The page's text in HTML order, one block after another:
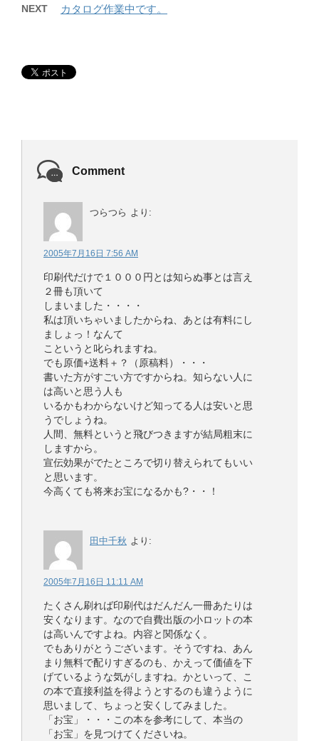
NEXT カタログ作業中です。
Comment
つらつら より:
2005年7月16日 7:56 AM
印刷代だけで１０００円とは知らぬ事とは言え
２冊も頂いて
しまいました・・・・
私は頂いちゃいましたからね、あとは有料にし
ましょっ！なんて
こというと叱られますね。
でも原価+送料＋？（原稿料）・・・
書いた方がすごい方ですからね。知らない人に
は高いと思う人も
いるかもわからないけど知ってる人は安いと思
うでしょうね。
人間、無料というと飛びつきますが結局粗末に
しますから。
宣伝効果がでたところで切り替えられてもいい
と思います。
今高くても将来お宝になるかも?・・！
田中千秋 より:
2005年7月16日 11:11 AM
たくさん刷れば印刷代はだんだん一冊あたりは
安くなります。なので自費出版の小ロットの本
は高いんですよね。内容と関係なく。
でもありがとうございます。そうですね、あん
まり無料で配りすぎるのも、かえって価値を下
げているような気がしますね。かといって、こ
の本で直接利益を得ようとするのも違うように
思いまして、ちょっと安くしてみました。
「お宝」・・・この本を参考にして、本当の
「お宝」を見つけてくださいね。